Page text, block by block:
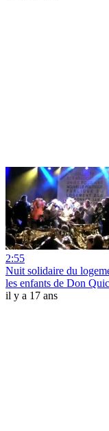
2:55
Nuit solidaire du
les enfants de Don
il y a 17 ans